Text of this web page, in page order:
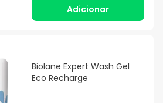
Adicionar
Biolane Expert Wash Gel
Eco Recharge